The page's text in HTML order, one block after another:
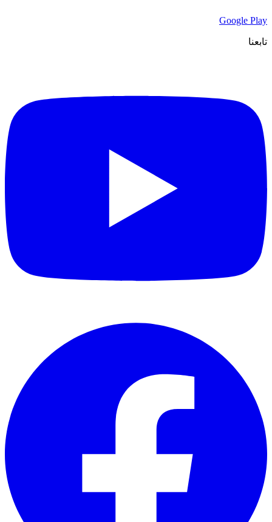
Google Play
تابعنا